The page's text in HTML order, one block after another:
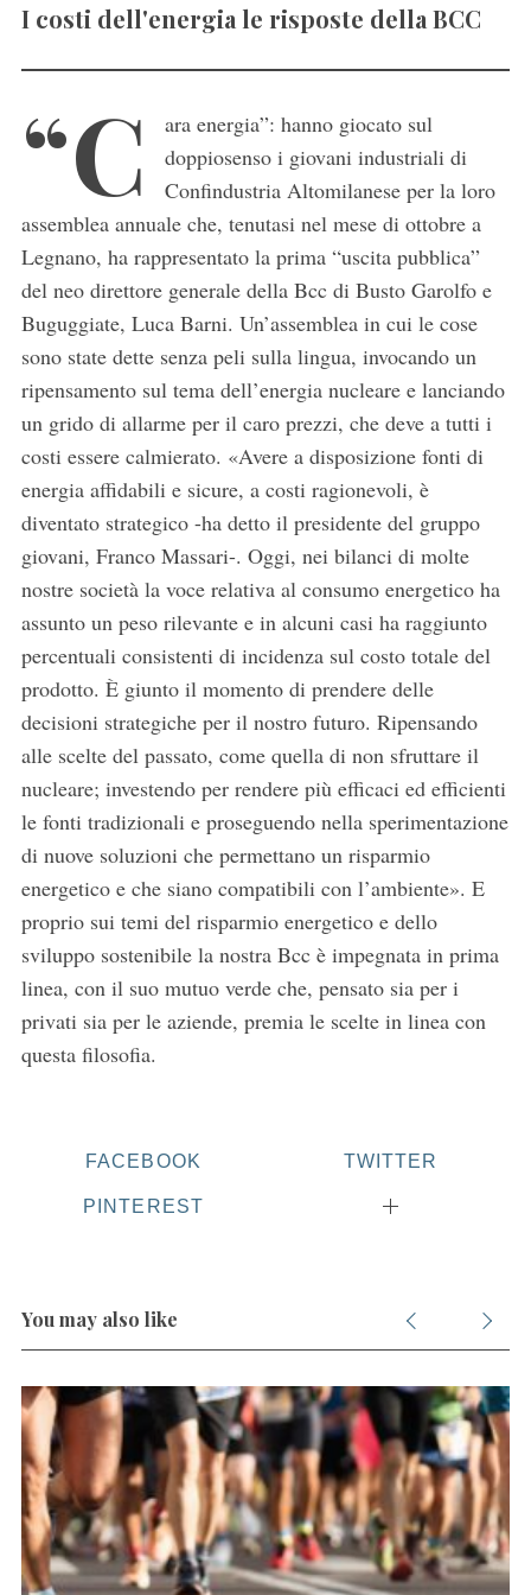
I costi dell'energia le risposte della BCC
“C
ara energia”: hanno giocato sul
doppiosenso i giovani industriali di
Confindustria Altomilanese per la loro
assemblea annuale che, tenutasi nel mese di ottobre a
Legnano, ha rappresentato la prima “uscita pubblica”
del neo direttore generale della Bcc di Busto Garolfo e
Buguggiate, Luca Barni. Un’assemblea in cui le cose
sono state dette senza peli sulla lingua, invocando un
ripensamento sul tema dell’energia nucleare e lanciando
un grido di allarme per il caro prezzi, che deve a tutti i
costi essere calmierato. «Avere a disposizione fonti di
energia affidabili e sicure, a costi ragionevoli, è
diventato strategico -ha detto il presidente del gruppo
giovani, Franco Massari-. Oggi, nei bilanci di molte
nostre società la voce relativa al consumo energetico ha
assunto un peso rilevante e in alcuni casi ha raggiunto
percentuali consistenti di incidenza sul costo totale del
prodotto. È giunto il momento di prendere delle
decisioni strategiche per il nostro futuro. Ripensando
alle scelte del passato, come quella di non sfruttare il
nucleare; investendo per rendere più efficaci ed efficienti
le fonti tradizionali e proseguendo nella sperimentazione
di nuove soluzioni che permettano un risparmio
energetico e che siano compatibili con l’ambiente». E
proprio sui temi del risparmio energetico e dello
sviluppo sostenibile la nostra Bcc è impegnata in prima
linea, con il suo mutuo verde che, pensato sia per i
privati sia per le aziende, premia le scelte in linea con
questa filosofia.
FACEBOOK TWITTER
PINTEREST
You may also like